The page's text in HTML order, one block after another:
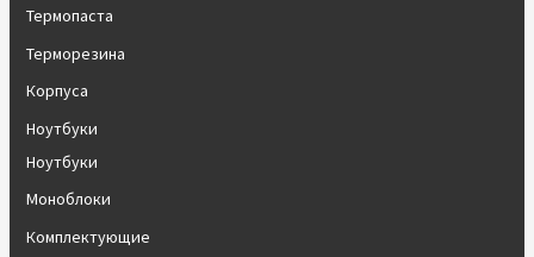
Термопаста
Терморезина
Корпуса
Ноутбуки
Ноутбуки
Моноблоки
Комплектующие